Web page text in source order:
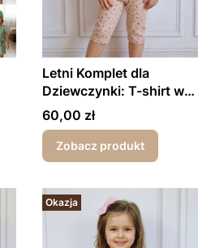
Letni Komplet dla
Dziewczynki: T-shirt w
Stokrotki i Prążkowane
Kolarki
Cena
60,00 zł
Zobacz produkt
Okazja